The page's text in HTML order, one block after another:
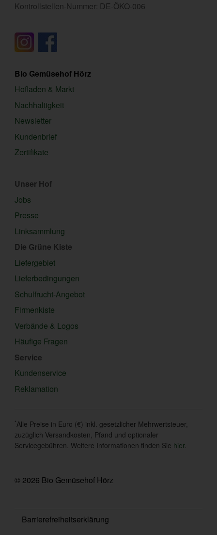
Kontrollstellen-Nummer: DE-ÖKO-006
Bio Gemüsehof Hörz
Hofladen & Markt
Nachhaltigkeit
Newsletter
Kundenbrief
Zertifikate
Unser Hof
Jobs
Presse
Linksammlung
Die Grüne Kiste
Liefergebiet
Lieferbedingungen
Schulfrucht-Angebot
Firmenkiste
Verbände & Logos
Häufige Fragen
Service
Kundenservice
Reklamation
*Alle Preise in Euro (€) inkl. gesetzlicher Mehrwertsteuer,
zuzüglich Versandkosten, Pfand und optionaler
Servicegebühren. Weitere Informationen finden Sie hier.
© 2026 Bio Gemüsehof Hörz
Barrierefreiheitserklärung